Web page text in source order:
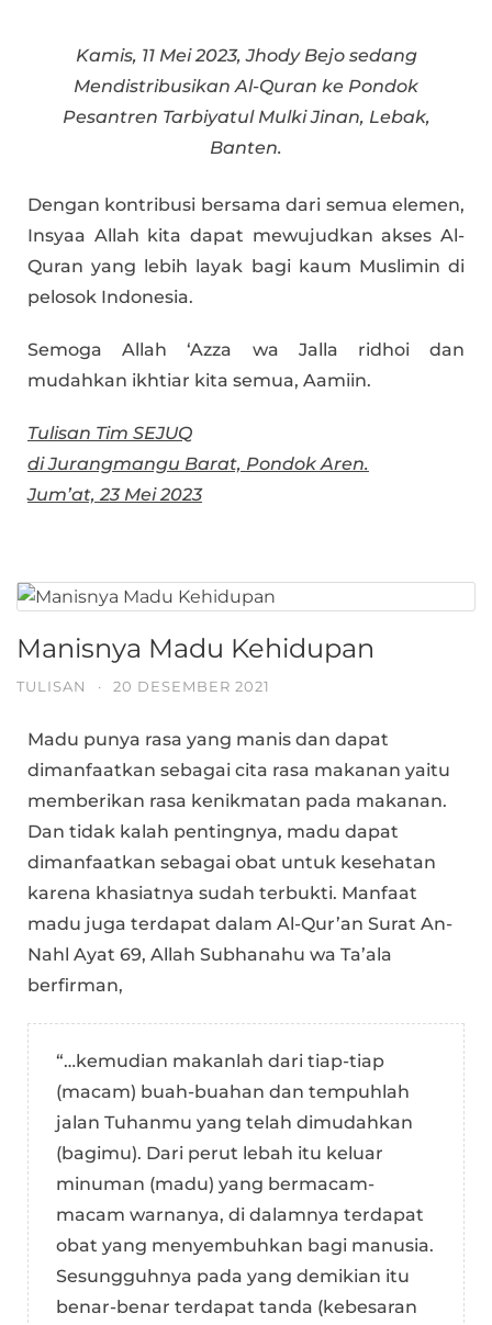
Kamis, 11 Mei 2023, Jhody Bejo sedang
Mendistribusikan Al-Quran ke Pondok
Pesantren Tarbiyatul Mulki Jinan, Lebak,
Banten.
Dengan kontribusi bersama dari semua elemen,
Insyaa Allah kita dapat mewujudkan akses Al-
Quran yang lebih layak bagi kaum Muslimin di
pelosok Indonesia.
Semoga Allah ‘Azza wa Jalla ridhoi dan
mudahkan ikhtiar kita semua, Aamiin.
Tulisan Tim SEJUQ
di Jurangmangu Barat, Pondok Aren.
Jum’at, 23 Mei 2023
Manisnya Madu Kehidupan
TULISAN · 20 DESEMBER 2021
Madu punya rasa yang manis dan dapat
dimanfaatkan sebagai cita rasa makanan yaitu
memberikan rasa kenikmatan pada makanan.
Dan tidak kalah pentingnya, madu dapat
dimanfaatkan sebagai obat untuk kesehatan
karena khasiatnya sudah terbukti. Manfaat
madu juga terdapat dalam Al-Qur’an Surat An-
Nahl Ayat 69, Allah Subhanahu wa Ta’ala
berfirman,
“…kemudian makanlah dari tiap-tiap
(macam) buah-buahan dan tempuhlah
jalan Tuhanmu yang telah dimudahkan
(bagimu). Dari perut lebah itu keluar
minuman (madu) yang bermacam-
macam warnanya, di dalamnya terdapat
obat yang menyembuhkan bagi manusia.
Sesungguhnya pada yang demikian itu
benar-benar terdapat tanda (kebesaran